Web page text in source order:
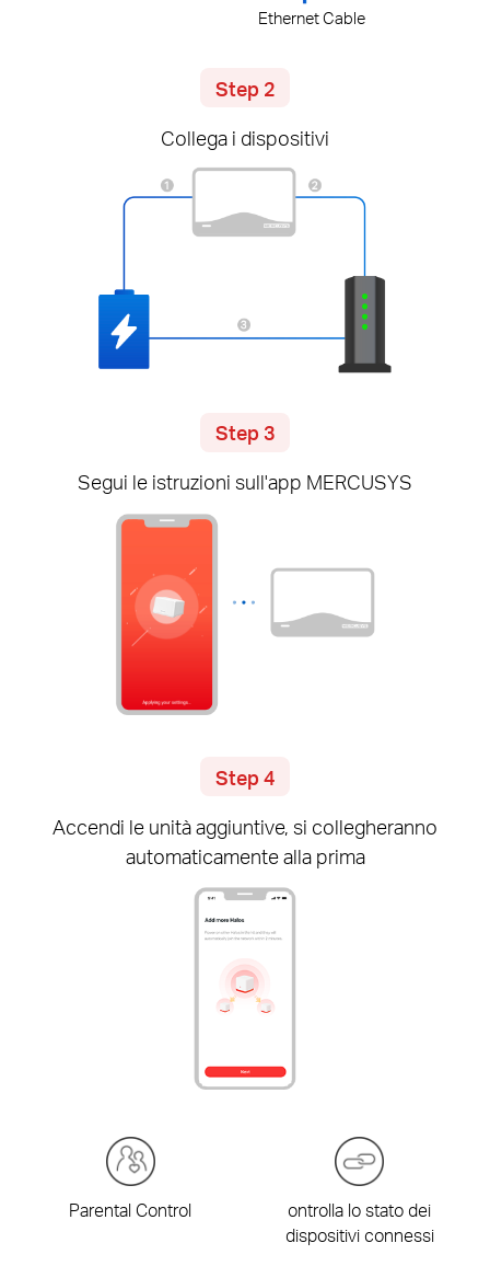
Ethernet Cable
Step 2
Collega i dispositivi
Step 3
Segui le istruzioni sull'app MERCUSYS
Step 4
Accendi le unità aggiuntive, si collegheranno
automaticamente alla prima
Parental Control
ontrolla lo stato dei
dispositivi connessi